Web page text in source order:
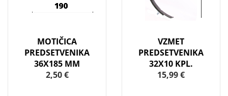
MOTIČICA
PREDSETVENIKA
36X185 MM
2,50 €
VZMET
PREDSETVENIKA
32X10 KPL.
15,99 €